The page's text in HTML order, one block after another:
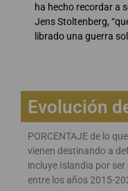
ha hecho recordar a
Jens Stoltenberg,
librado una guerra
Evolución
PORCENTAJE de lo
vienen destinando a
incluye Islandia por
entre los años 2015-